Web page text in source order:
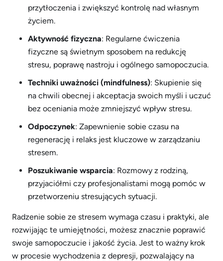
przytłoczenia i zwiększyć kontrolę nad własnym
życiem.
Aktywność fizyczna: Regularne ćwiczenia
fizyczne są świetnym sposobem na redukcję
stresu, poprawę nastroju i ogólnego samopoczucia.
Techniki uważności (mindfulness): Skupienie się
na chwili obecnej i akceptacja swoich myśli i uczuć
bez oceniania może zmniejszyć wpływ stresu.
Odpoczynek: Zapewnienie sobie czasu na
regenerację i relaks jest kluczowe w zarządzaniu
stresem.
Poszukiwanie wsparcia: Rozmowy z rodziną,
przyjaciółmi czy profesjonalistami mogą pomóc w
przetworzeniu stresujących sytuacji.
Radzenie sobie ze stresem wymaga czasu i praktyki, ale
rozwijając te umiejętności, możesz znacznie poprawić
swoje samopoczucie i jakość życia. Jest to ważny krok
w procesie wychodzenia z depresji, pozwalający na